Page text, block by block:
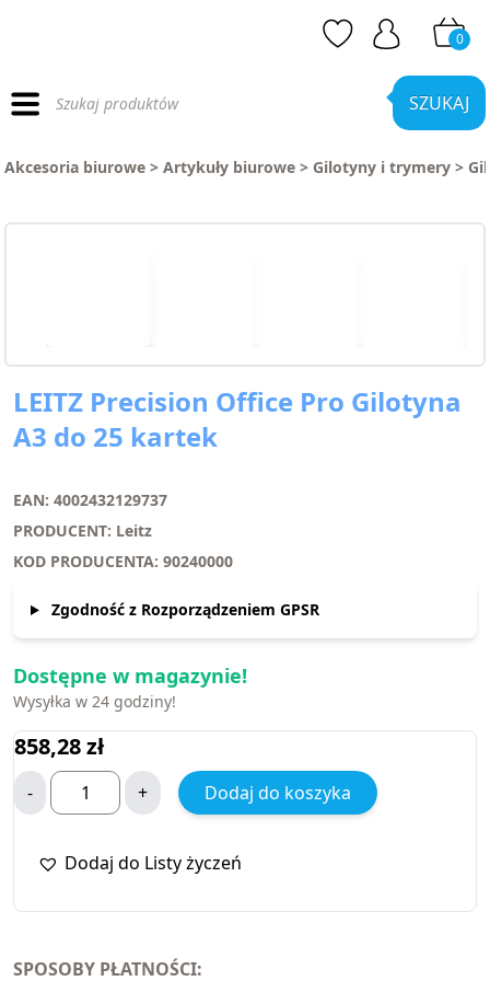
0
produktów SZUKAJ
Akcesoria biurowe > Artykuły biurowe > Gilotyny i trymery >
LEITZ Precision Office Pro Gilotyna
A3 do 25 kartek
EAN: 4002432129737
PRODUCENT: Leitz
KOD PRODUCENTA: 90240000
Zgodność z Rozporządzeniem GPSR
Dostępne w magazynie!
Wysyłka w 24 godziny!
858,28zł
- + Dodaj do koszyka
Dodaj do Listy życzeń
SPOSOBY PŁATNOŚCI: